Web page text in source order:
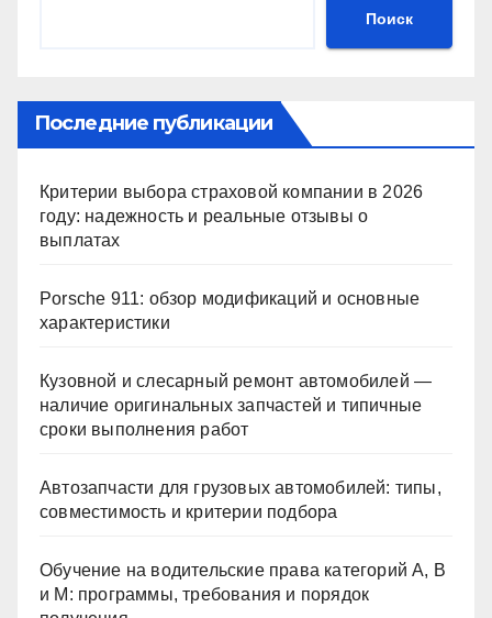
Поиск
Последние публикации
Критерии выбора страховой компании в 2026
году: надежность и реальные отзывы о
выплатах
Porsche 911: обзор модификаций и основные
характеристики
Кузовной и слесарный ремонт автомобилей —
наличие оригинальных запчастей и типичные
сроки выполнения работ
Автозапчасти для грузовых автомобилей: типы,
совместимость и критерии подбора
Обучение на водительские права категорий A, B
и M: программы, требования и порядок